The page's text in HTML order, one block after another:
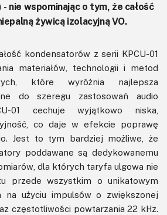
nie wspominając o tym, że całość
żywicą izolacyjną VO.
kondensatorów z serii KPCU-01
materiałów, technologii i metod
które wyróżnia najlepsza
do szeregu zastosowań audio
01 cechuje wyjątkowo niska,
co daje w efekcie poprawę
Jest to tym bardziej możliwe, że
poddawane są dedykowanemu
dla których taryfa ulgowa nie
przede wszystkim o unikatowym
na użyciu impulsów o zwiększonej
częstotliwości powtarzania 22 kHz.